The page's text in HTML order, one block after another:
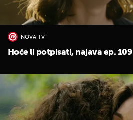
NOVA TV
Hoće li potpisati, najava ep. 109